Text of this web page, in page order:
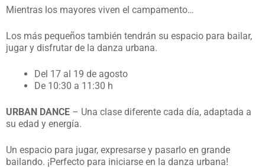
Mientras los mayores viven el campamento…
Los más pequeños también tendrán su espacio para bailar,
jugar y disfrutar de la danza urbana.
Del 17 al 19 de agosto
De 10:30 a 11:30 h
URBAN DANCE – Una clase diferente cada día, adaptada a
su edad y energía.
Un espacio para jugar, expresarse y pasarlo en grande
bailando. ¡Perfecto para iniciarse en la danza urbana!